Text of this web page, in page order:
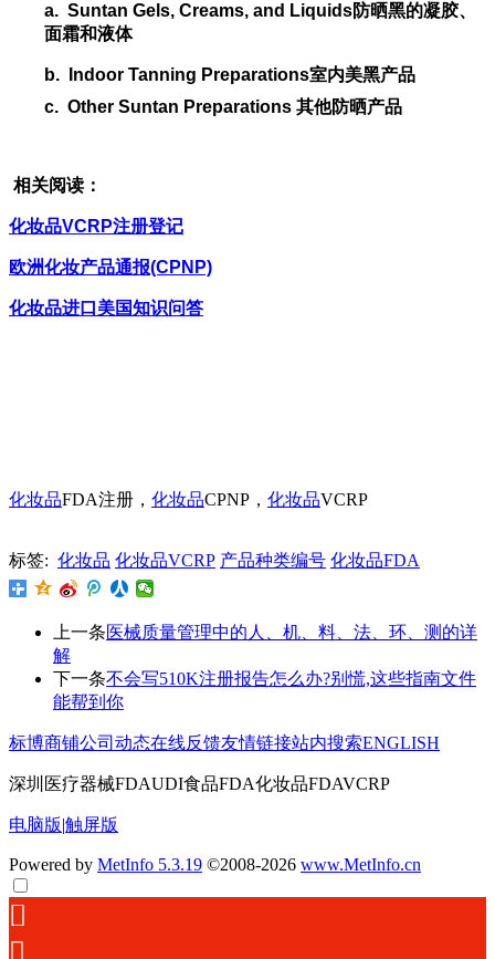
a. Suntan Gels, Creams, and Liquids防晒黑的凝胶、
面霜和液体
b. Indoor Tanning Preparations室内美黑产品
c. Other Suntan Preparations 其他防晒产品
相关阅读：
化妆品VCRP注册登记
欧洲化妆产品通报(CPNP)
化妆品进口美国知识问答
化妆品FDA注册， 化妆品CPNP， 化妆品VCRP
标签: 化妆品 化妆品VCRP 产品种类编号 化妆品FDA
上一条医械质量管理中的人、机、料、法、环、测的详
解
下一条不会写510K注册报告怎么办?别慌,这些指南文件
能帮到你
标博商铺公司动态在线反馈友情链接站内搜索ENGLISH
深圳医疗器械FDAUDI食品FDA化妆品FDAVCRP
电脑版|触屏版
Powered by MetInfo 5.3.19 ©2008-2026 www.MetInfo.cn